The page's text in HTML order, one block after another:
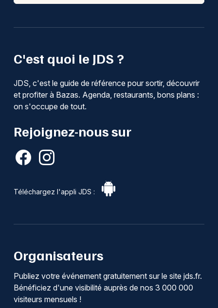
C'est quoi le JDS ?
JDS, c'est le guide de référence pour sortir, découvrir
et profiter à Bazas. Agenda, restaurants, bons plans :
on s'occupe de tout.
Rejoignez-nous sur
Téléchargez l'appli JDS :
Organisateurs
Publiez votre événement gratuitement sur le site jds.fr.
Bénéficiez d'une visibilité auprès de nos 3 000 000
visiteurs mensuels !